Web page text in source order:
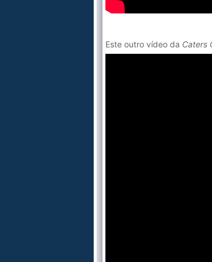
Este outro vídeo da Caters